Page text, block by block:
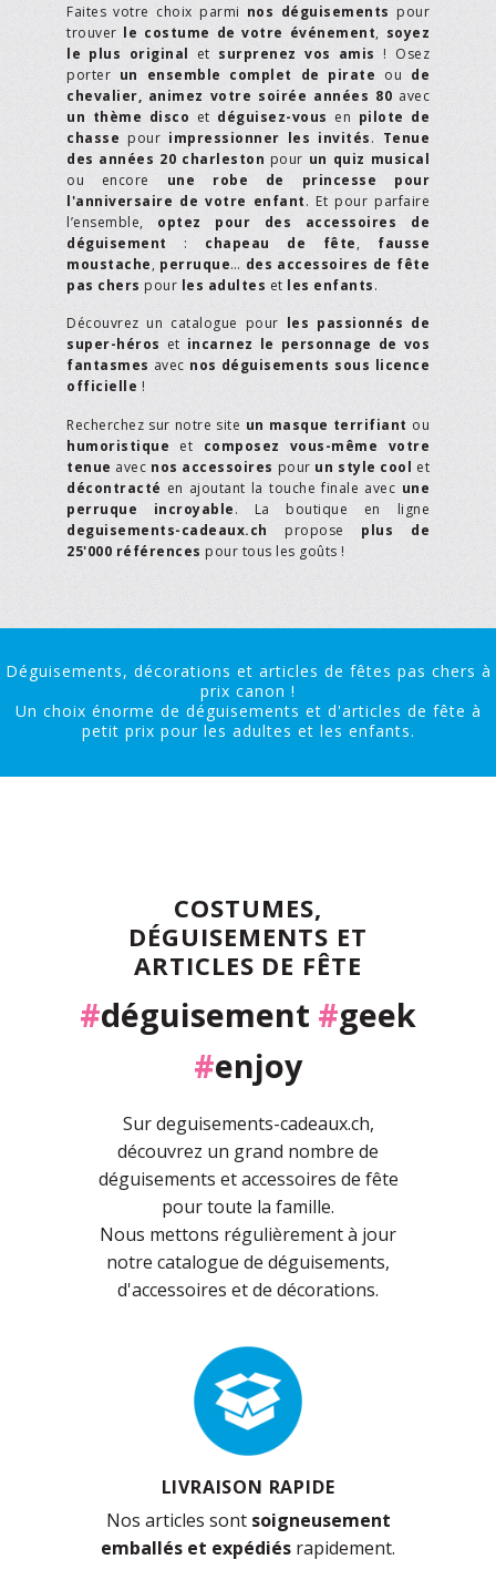
Faites votre choix parmi nos déguisements pour
trouver le costume de votre événement, soyez
le plus original et surprenez vos amis ! Osez
porter un ensemble complet de pirate ou de
chevalier, animez votre soirée années 80 avec
un thème disco et déguisez-vous en pilote de
chasse pour impressionner les invités. Tenue
des années 20 charleston pour un quiz musical
ou encore une robe de princesse pour
l'anniversaire de votre enfant. Et pour parfaire
l’ensemble, optez pour des accessoires de
déguisement : chapeau de fête, fausse
moustache, perruque… des accessoires de fête
pas chers pour les adultes et les enfants.
Découvrez un catalogue pour les passionnés de
super-héros et incarnez le personnage de vos
fantasmes avec nos déguisements sous licence
officielle !
Recherchez sur notre site un masque terrifiant ou
humoristique et composez vous-même votre
tenue avec nos accessoires pour un style cool et
décontracté en ajoutant la touche finale avec une
perruque incroyable. La boutique en ligne
deguisements-cadeaux.ch propose plus de
25'000 références pour tous les goûts !
Déguisements, décorations et articles de fêtes pas chers à
prix canon !
Un choix énorme de déguisements et d'articles de fête à
petit prix pour les adultes et les enfants.
COSTUMES,
DÉGUISEMENTS ET
ARTICLES DE FÊTE
#déguisement #geek
#enjoy
Sur deguisements-cadeaux.ch,
découvrez un grand nombre de
déguisements et accessoires de fête
pour toute la famille.
Nous mettons régulièrement à jour
notre catalogue de déguisements,
d'accessoires et de décorations.
LIVRAISON RAPIDE
Nos articles sont soigneusement
emballés et expédiés rapidement.